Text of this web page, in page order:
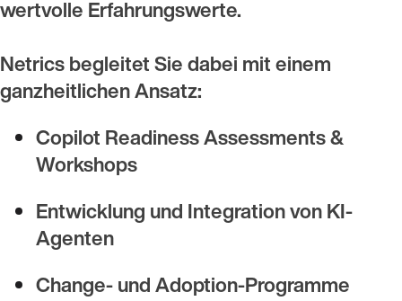
wertvolle Erfahrungswerte.
Netrics begleitet Sie dabei mit einem
ganzheitlichen Ansatz:
Copilot Readiness Assessments &
Workshops
Entwicklung und Integration von KI-
Agenten
Change- und Adoption-Programme